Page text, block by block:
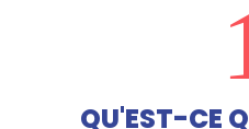
QU'EST-CE